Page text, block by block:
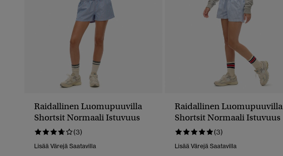
Raidallinen Luomupuuvilla
Shortsit Normaali Istuvuus
(3)
Lisää Värejä Saatavilla
Raidallinen Luomupuuvilla
Shortsit Normaali Istuvuus
(3)
Lisää Värejä Saatavilla